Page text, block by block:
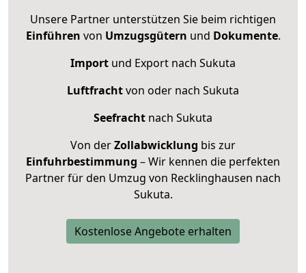
Unsere Partner unterstützen Sie beim richtigen
Einführen von Umzugsgütern und Dokumente.
Import und Export nach Sukuta
Luftfrachtvon oder nach Sukuta
Seefracht nach Sukuta
Von derZollabwicklung bis zur
Einfuhrbestimmung – Wir kennen die perfekten
Partner für den Umzug von Recklinghausen nach
Sukuta.
Kostenlose Angebote erhalten